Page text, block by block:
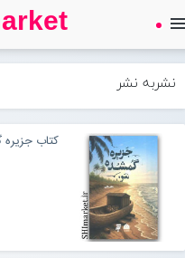
درباره ما
بلاگ
Open submenu (محصولات)
محصولات
نشربه نشر
کتاب